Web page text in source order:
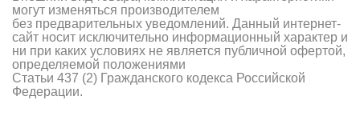
могут изменяться производителем
без предварительных уведомлений. Данный интернет-
сайт носит исключительно информационный характер и
ни при каких условиях не является публичной офертой,
определяемой положениями
Статьи 437 (2) Гражданского кодекса Российской
Федерации.